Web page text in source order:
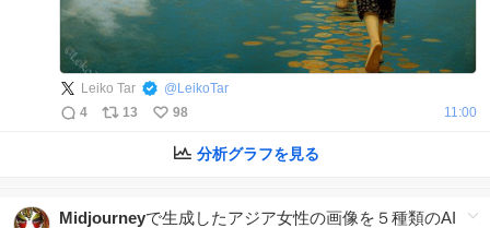
Leiko Tar @ LeikoTar
4
13 98 11:00
分析グラフを見る
Midjourneyで生成したアジア女性の画像を５種類のAI